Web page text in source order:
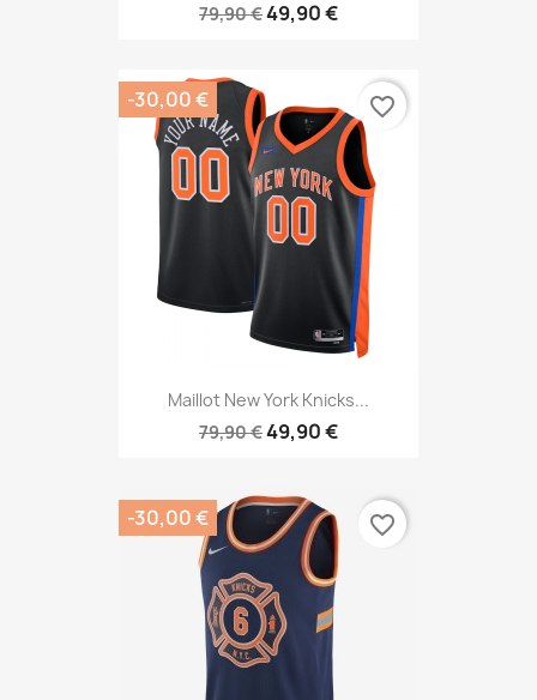
79,90 €49,90 €
Maillot New York Knicks...
79,90 €49,90 €
-30,00 € favorite_border
-30,00 € favorite_border